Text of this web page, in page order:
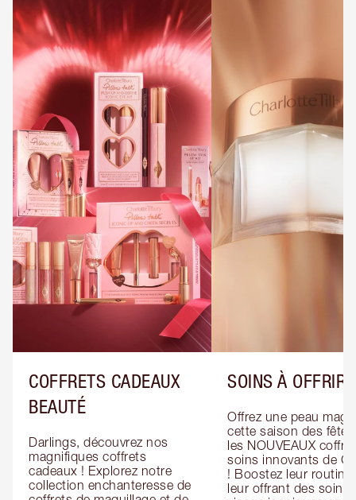
COFFRETS CADEAUX
BEAUTÉ
Darlings, découvrez nos
magnifiques coffrets
cadeaux ! Explorez notre
collection enchanteresse de
SOINS À OFFRIR
Offrez une peau
cette saison des fêtes
les NOUVEAUX
soins innovants de
! Boostez leur routine
leur offrant des soins